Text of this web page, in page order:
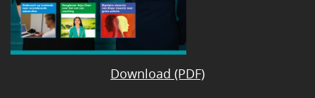
Download (PDF)